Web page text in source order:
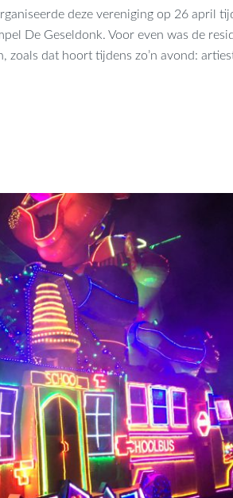
deze vereniging op 26 april
De Geseldonk. Voor even was de
dat hoort tijdens zo’n avond: